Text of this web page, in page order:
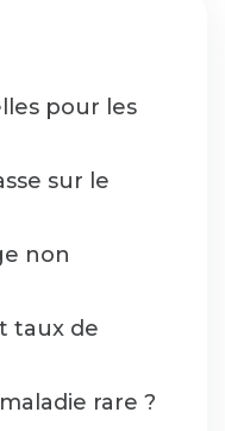
pour les
sur le
non
taux de
rare ?